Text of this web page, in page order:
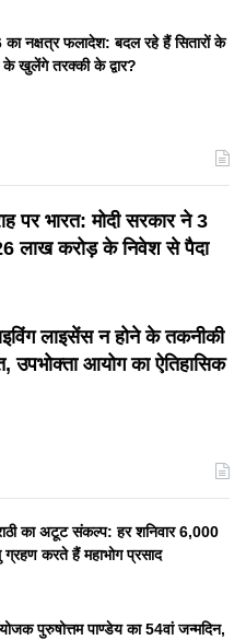
नक्षत्र फलादेश: बदल रहे हैं सितारों के
खुलेंगे तरक्की के द्वार?
पर भारत: मोदी सरकार ने 3
लाख करोड़ के निवेश से पैदा
लाइसेंस न होने के तकनीकी
आयोग का ऐतिहासिक
का अटूट संकल्प: हर शनिवार 6,000
करते हैं महाभोग प्रसाद
पुरुषोत्तम पाण्डेय का 54वां जन्मदिन,